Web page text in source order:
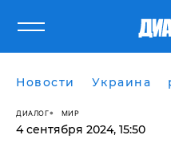
Новости Украина
ДИАЛОГ МИР
4 сентября 2024, 15:50